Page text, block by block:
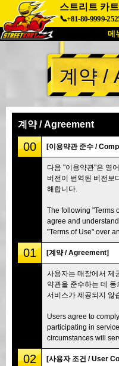
스트리트 카
📞+81-80-9999-
메
소개
회사 정보
도쿄 시나가와 #1
도쿄 아키하바라#2
도쿄 아사쿠사
계약 /
계약 / Agreement
00 [이용약관 준수 /
다음 "이용약관"은 영
버전이 번역된 버전보
해합니다.
The following "Terms
agree and
"Terms of Use" over
01 [계약 / Agreement]
사용자는 매장에서 제
약관을 준수하는 데
서비스가 제공되지 않
Users agree to
participating in
circumstances will
02 [사용자 조건 / User